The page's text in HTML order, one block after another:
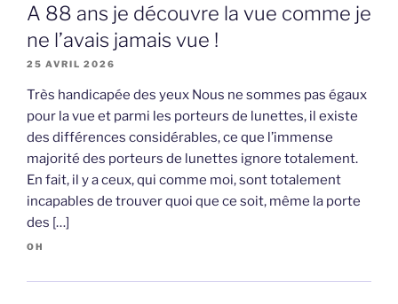
A 88 ans je découvre la vue comme je
ne l’avais jamais vue !
25 AVRIL 2026
Très handicapée des yeux Nous ne sommes pas égaux
pour la vue et parmi les porteurs de lunettes, il existe
des différences considérables, ce que l’immense
majorité des porteurs de lunettes ignore totalement.
En fait, il y a ceux, qui comme moi, sont totalement
incapables de trouver quoi que ce soit, même la porte
des […]
OH